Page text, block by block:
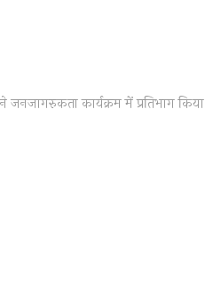
कार्यक्रम में प्रतिभाग किया